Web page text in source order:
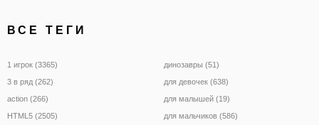
ВСЕ ТЕГИ
1 игрок (3365)
3 в ряд (262)
action (266)
HTML5 (2505)
динозавры (51)
для девочек (638)
для малышей (19)
для мальчиков (586)